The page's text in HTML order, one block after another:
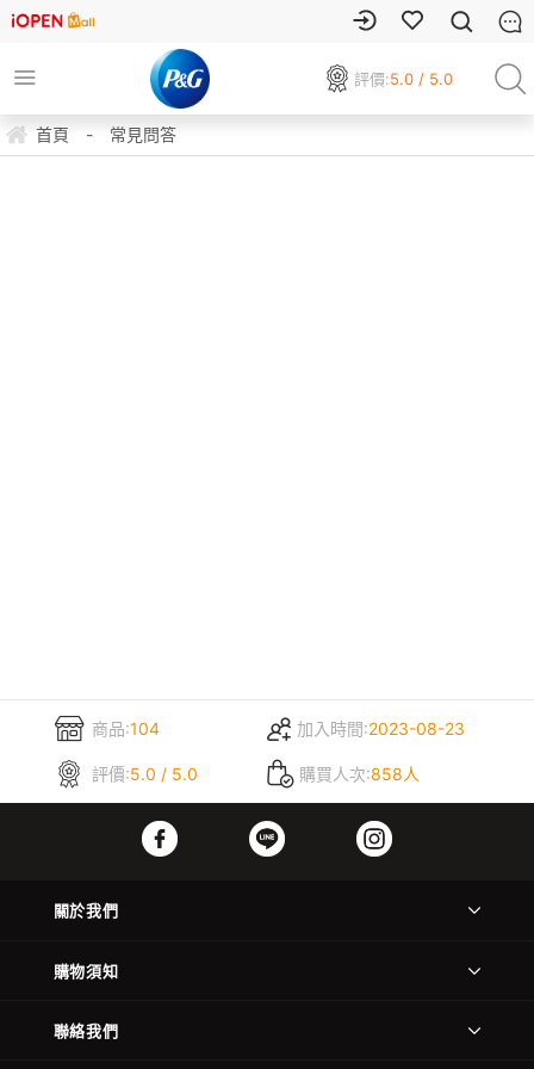
評價:5.0 / 5.0
首頁 - 常見問答
商品:104 加入時間:2023-08-23
評價:5.0 / 5.0 購買人次:858人
關於我們
購物須知
聯絡我們